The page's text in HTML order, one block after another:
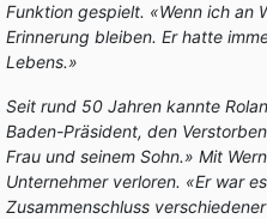
Funktion gespielt. «Wenn ich an
Erinnerung bleiben. Er hatte
Lebens.»
Seit rund 50 Jahren kannte
Baden-Präsident, den
Frau und seinem Sohn.» Mit
Unternehmer verloren. «Er war
Zusammenschluss